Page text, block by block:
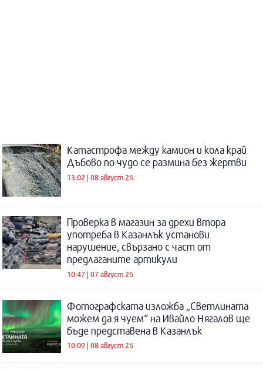
Катастрофа между камион и кола край
Дъбово по чудо се размина без жертви
13:02 | 08 август 26
Проверка в магазин за дрехи втора
употреба в Казанлък установи
нарушение, свързано с част от
предлаганите артикули
10:47 | 07 август 26
Фотографската изложба „Светлината
можем да я чуем“ на Ивайло Нягалов ще
бъде представена в Казанлък
10:09 | 08 август 26